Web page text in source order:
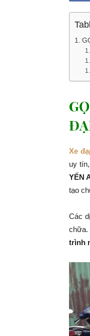
Xe
uy
YẾN
tạo
Các
chữa.
trình